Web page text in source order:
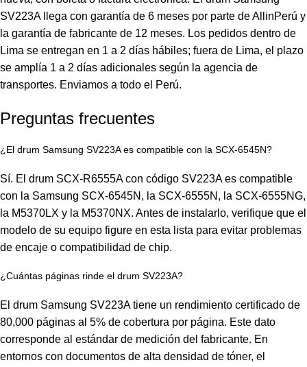
SV223A llega con garantía de 6 meses por parte de AllinPerú y
la garantía de fabricante de 12 meses. Los pedidos dentro de
Lima se entregan en 1 a 2 días hábiles; fuera de Lima, el plazo
se amplía 1 a 2 días adicionales según la agencia de
transportes. Enviamos a todo el Perú.
Preguntas frecuentes
¿El drum Samsung SV223A es compatible con la SCX-6545N?
Sí. El drum SCX-R6555A con código SV223A es compatible
con la Samsung SCX-6545N, la SCX-6555N, la SCX-6555NG,
la M5370LX y la M5370NX. Antes de instalarlo, verifique que el
modelo de su equipo figure en esta lista para evitar problemas
de encaje o compatibilidad de chip.
¿Cuántas páginas rinde el drum SV223A?
El drum Samsung SV223A tiene un rendimiento certificado de
80,000 páginas al 5% de cobertura por página. Este dato
corresponde al estándar de medición del fabricante. En
entornos con documentos de alta densidad de tóner, el